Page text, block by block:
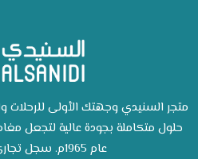
متجر السنيدي وجهتك الأولى للرحلات
حلول متكاملة بجودة عالية لتجعل
عام 1965م. سجل تجاري 1131027902